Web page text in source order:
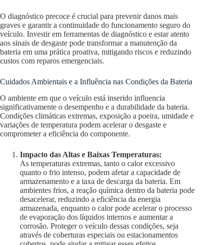
O diagnóstico precoce é crucial para prevenir danos mais
graves e garantir a continuidade do funcionamento seguro do
veículo. Investir em ferramentas de diagnóstico e estar atento
aos sinais de desgaste pode transformar a manutenção da
bateria em uma prática proativa, mitigando riscos e reduzindo
custos com reparos emergenciais.
Cuidados Ambientais e a Influência nas Condições da Bateria
O ambiente em que o veículo está inserido influencia
significativamente o desempenho e a durabilidade da bateria.
Condições climáticas extremas, exposição a poeira, umidade e
variações de temperatura podem acelerar o desgaste e
comprometer a eficiência do componente.
Impacto das Altas e Baixas Temperaturas:
As temperaturas extremas, tanto o calor excessivo
quanto o frio intenso, podem afetar a capacidade de
armazenamento e a taxa de descarga da bateria. Em
ambientes frios, a reação química dentro da bateria pode
desacelerar, reduzindo a eficiência da energia
armazenada, enquanto o calor pode acelerar o processo
de evaporação dos líquidos internos e aumentar a
corrosão. Proteger o veículo dessas condições, seja
através de coberturas especiais ou estacionamentos